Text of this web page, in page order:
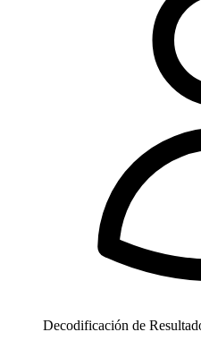
Decodificación de